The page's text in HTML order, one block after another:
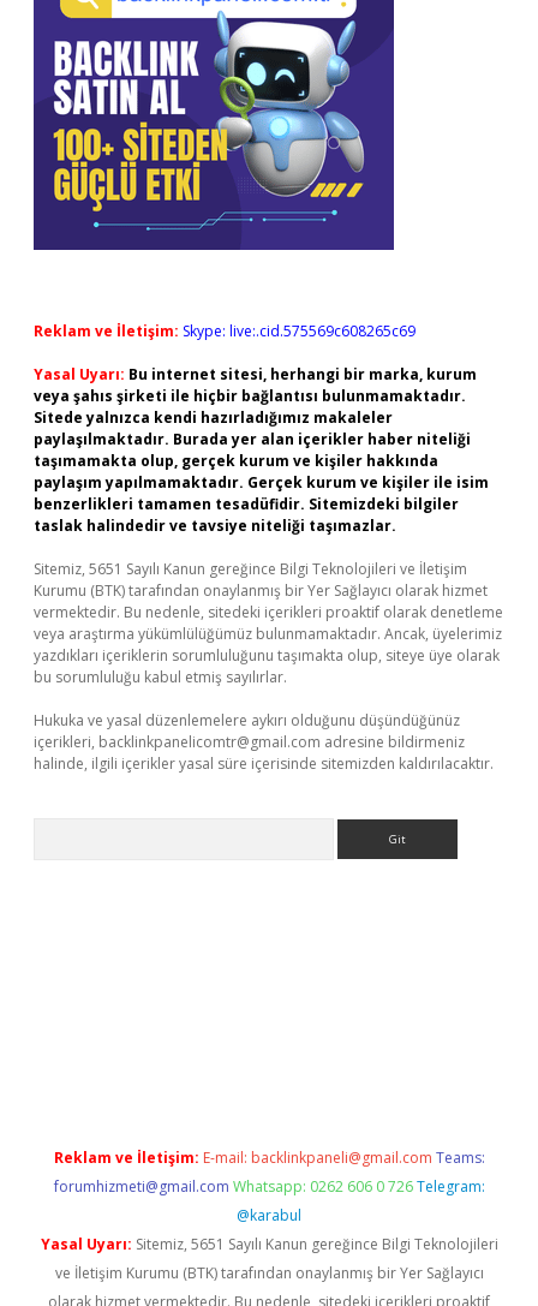
Reklam ve İletişim: Skype: live:.cid.575569c608265c69
Yasal Uyarı: Bu internet sitesi, herhangi bir marka, kurum
veya şahıs şirketi ile hiçbir bağlantısı bulunmamaktadır.
Sitede yalnızca kendi hazırladığımız makaleler
paylaşılmaktadır. Burada yer alan içerikler haber niteliği
taşımamakta olup, gerçek kurum ve kişiler hakkında
paylaşım yapılmamaktadır. Gerçek kurum ve kişiler ile isim
benzerlikleri tamamen tesadüfidir. Sitemizdeki bilgiler
taslak halindedir ve tavsiye niteliği taşımazlar.
Sitemiz, 5651 Sayılı Kanun gereğince Bilgi Teknolojileri ve İletişim
Kurumu (BTK) tarafından onaylanmış bir Yer Sağlayıcı olarak hizmet
vermektedir. Bu nedenle, sitedeki içerikleri proaktif olarak denetleme
veya araştırma yükümlülüğümüz bulunmamaktadır. Ancak, üyelerimiz
yazdıkları içeriklerin sorumluluğunu taşımakta olup, siteye üye olarak
bu sorumluluğu kabul etmiş sayılırlar.
Hukuka ve yasal düzenlemelere aykırı olduğunu düşündüğünüz
içerikleri, backlinkpanelicomtr@gmail.com adresine bildirmeniz
halinde, ilgili içerikler yasal süre içerisinde sitemizden kaldırılacaktır.
Reklam ve İletişim: E-mail: backlinkpaneli@gmail.com Teams:
forumhizmeti@gmail.com Whatsapp: 0262 606 0 726 Telegram:
@karabul
Yasal Uyarı: Sitemiz, 5651 Sayılı Kanun gereğince Bilgi Teknolojileri
ve İletişim Kurumu (BTK) tarafından onaylanmış bir Yer Sağlayıcı
olarak hizmet vermektedir. Bu nedenle, sitedeki içerikleri proaktif